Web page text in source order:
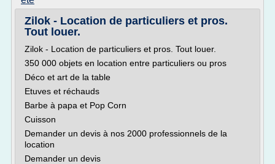
Zilok - Location de particuliers et pros.
Tout louer.
Zilok - Location de particuliers et pros. Tout louer.
350 000 objets en location entre particuliers ou pros
Déco et art de la table
Etuves et réchauds
Barbe à papa et Pop Corn
Cuisson
Demander un devis à nos 2000 professionnels de la
location
Demander un devis